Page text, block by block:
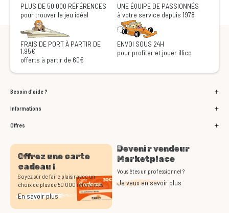
PLUS DE 50 000 RÉFÉRENCES
pour trouver le jeu idéal
UNE ÉQUIPE DE PASSIONNÉS
à votre service depuis 1978
FRAIS DE PORT À PARTIR DE
1,95€
offerts à partir de 60€
ENVOI SOUS 24H
pour profiter et jouer illico
Besoin d'aide ?
Informations
Offres
Offrez une carte
cadeau !
Soyez sûr de faire plaisir avec un
choix de plus de 50 000 références
En savoir plus
Devenir vendeur
Marketplace
Vous êtes un professionnel ?
Je veux en savoir plus